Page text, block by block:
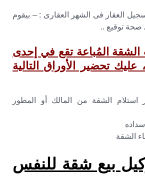
العقار فى الشهر العقارى : – بيقوم
صحة توقيع ..
المُباعة تقع في إحدى
عليك تحضير الأوراق التالية
الشقة من المالك أو المطور
الشقة
بيع شقة للنفس